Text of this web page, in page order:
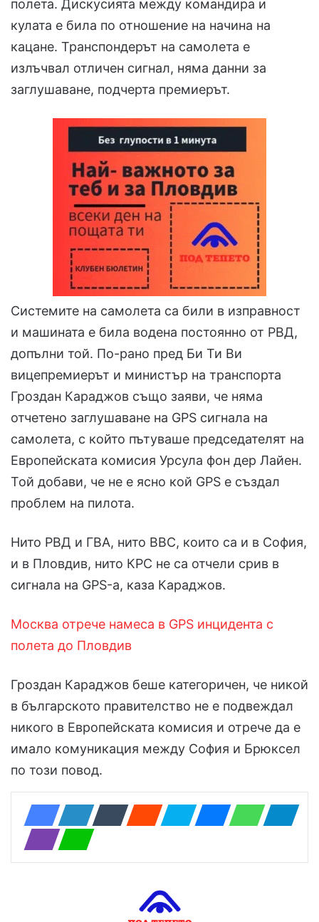
полета. Дискусията между командира и
кулата е била по отношение на начина на
кацане. Транспондерът на самолета е
излъчвал отличен сигнал, няма данни за
заглушаване, подчерта премиерът.
Системите на самолета са били в изправност
и машината е била водена постоянно от РВД,
допълни той. По-рано пред Би Ти Ви
вицепремиерът и министър на транспорта
Гроздан Караджов също заяви, че няма
отчетено заглушаване на GPS сигнала на
самолета, с който пътуваше председателят на
Европейската комисия Урсула фон дер Лайен.
Той добави, че не е ясно кой GPS е създал
проблем на пилота.
Нито РВД и ГВА, нито ВВС, които са и в София,
и в Пловдив, нито КРС не са отчели срив в
сигнала на GPS-а, каза Караджов.
Москва отрече намеса в GPS инцидента с
полета до Пловдив
Гроздан Караджов беше категоричен, че никой
в българското правителство не е подвеждал
никого в Европейската комисия и отрече да е
имало комуникация между София и Брюксел
по този повод.